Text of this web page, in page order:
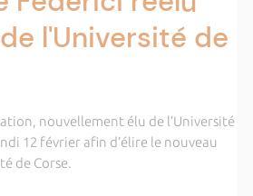
l'Université de
nouvellement élu de l’Université
12 février afin d’élire le nouveau
de Corse.